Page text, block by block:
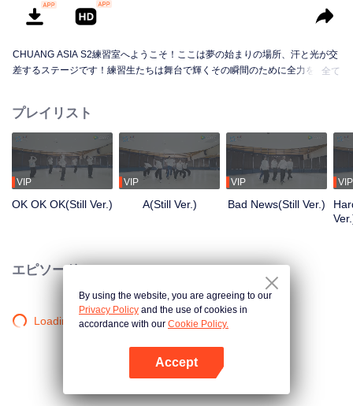
CHUANG ASIA S2練習室へようこそ！ここは夢の始まりの場所、汗と光が交
差するステージです！練習生たちは舞台で輝くその瞬間のために全力を尽く
全て
プレイリスト
VIP
OK OK OK(Still Ver.)
VIP
A(Still Ver.)
VIP
Bad News(Still Ver.)
VIP
エピソード
Loading…
By using the website, you are agreeing to our
Privacy Policy and the use of cookies in
accordance with our Cookie Policy.
Accept